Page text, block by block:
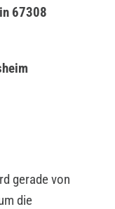
67308
gerade von
die